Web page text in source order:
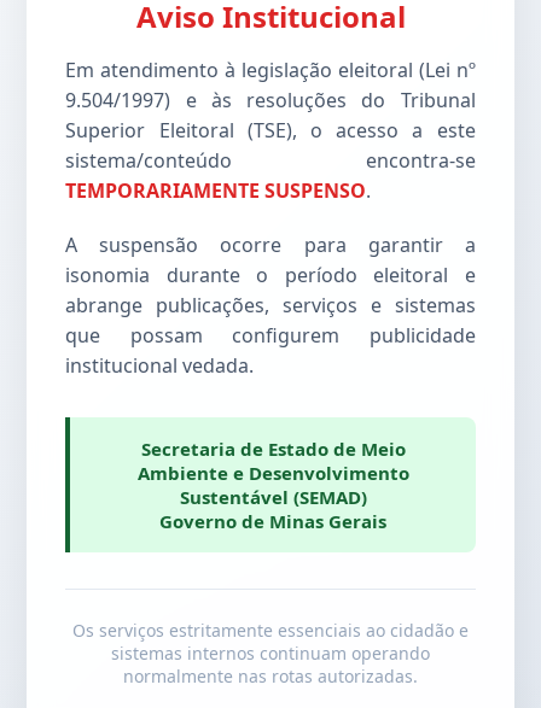
Aviso Institucional
Em atendimento à legislação eleitoral (Lei nº
9.504/1997) e às resoluções do Tribunal
Superior Eleitoral (TSE), o acesso a este
sistema/conteúdo encontra-se
TEMPORARIAMENTE SUSPENSO.
A suspensão ocorre para garantir a
isonomia durante o período eleitoral e
abrange publicações, serviços e sistemas
que possam configurem publicidade
institucional vedada.
Secretaria de Estado de Meio
Ambiente e Desenvolvimento
Sustentável (SEMAD)
Governo de Minas Gerais
Os serviços estritamente essenciais ao cidadão e
sistemas internos continuam operando
normalmente nas rotas autorizadas.